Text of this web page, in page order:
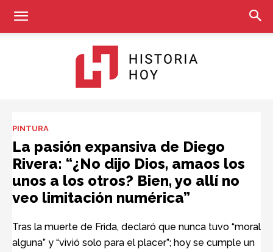
Hoy
PINTURA
La pasión expansiva de Diego
Rivera: “¿No dijo Dios, amaos los
unos a los otros? Bien, yo allí no
veo limitación numérica”
Tras la muerte de Frida, declaró que nunca tuvo “moral
alguna” y “vivió solo para el placer”; hoy se cumple un